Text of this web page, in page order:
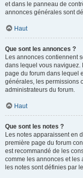
et dans le panneau de
annonces générales sont
Haut
Que sont les annonces ?
Les annonces contiennent
dans lequel vous naviguez.
page du forum dans lequel
générales, les permissions
administrateurs du forum.
Haut
Que sont les notes ?
Les notes apparaissent en
première page du forum
est recommandé de les
comme les annonces et
les notes sont définies par